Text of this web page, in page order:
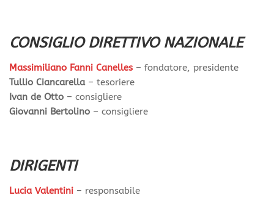
CONSIGLIO DIRETTIVO NAZIONALE
Massimiliano Fanni Canelles – fondatore, presidente
Tullio Ciancarella– tesoriere
Ivan de Otto – consigliere
Giovanni Bertolino – consigliere
DIRIGENTI
Lucia Valentini – responsabile